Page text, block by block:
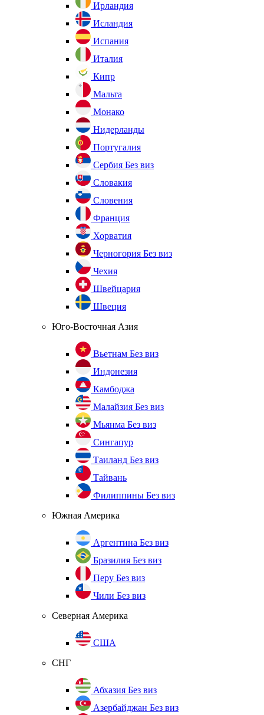
Ирландия
Исландия
Испания
Италия
Кипр
Мальта
Монако
Нидерланды
Португалия
Сербия Без виз
Словакия
Словения
Франция
Хорватия
Черногория Без виз
Чехия
Швейцария
Швеция
Юго-Восточная Азия
Вьетнам Без виз
Индонезия
Камбоджа
Малайзия Без виз
Мьянма Без виз
Сингапур
Таиланд Без виз
Тайвань
Филиппины Без виз
Южная Америка
Аргентина Без виз
Бразилия Без виз
Перу Без виз
Чили Без виз
Северная Америка
США
СНГ
Абхазия Без виз
Азербайджан Без виз